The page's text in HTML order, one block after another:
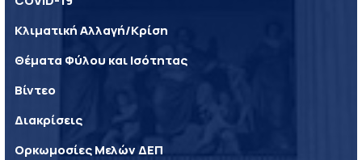
Κλιματική Αλλαγή/Κρίση
Θέματα Φύλου και Ισότητας
Βίντεο
Διακρίσεις
Ορκωμοσίες Μελών ΔΕΠ